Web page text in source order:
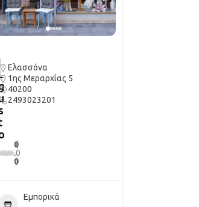
0
.
0
(
0
)
Ελασσόνα
1ης Μεραρχίας 5
40200
2493023201
Εμπορικά